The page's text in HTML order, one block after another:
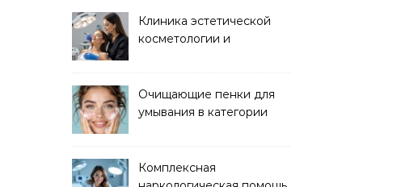
Клиника эстетической
косметологии и
Очищающие пенки для
умывания в категории
Комплексная